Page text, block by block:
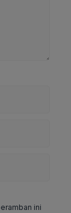
ini